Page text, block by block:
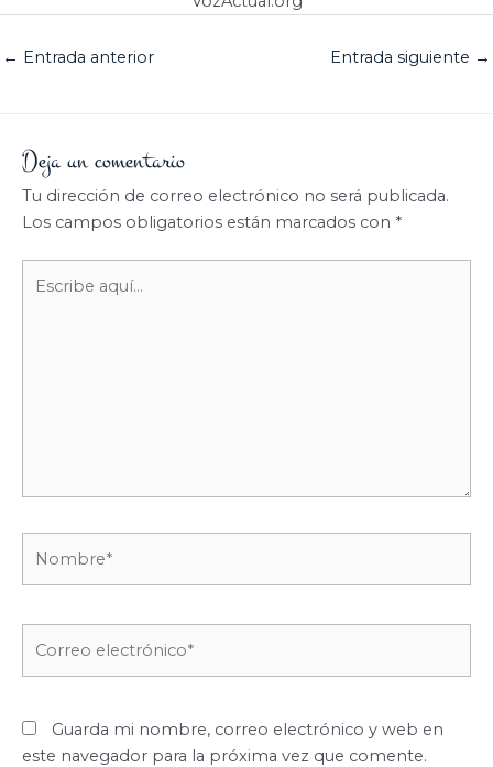
← Entrada anterior Entrada siguiente →
Deja un comentario
Tu dirección de correo electrónico no será publicada.
Los campos obligatorios están marcados con *
aquí...
Guarda mi nombre, correo electrónico y web en
este navegador para la próxima vez que comente.